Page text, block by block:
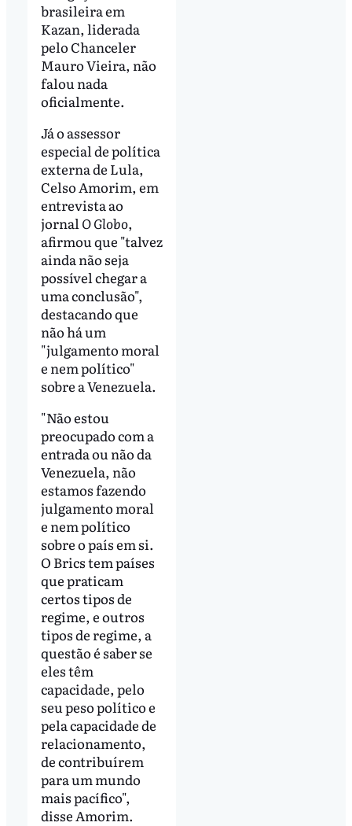
brasileira em
Kazan, liderada
pelo Chanceler
Mauro Vieira, não
falou nada
oficialmente.
Já o assessor
especial de política
externa de Lula,
Celso Amorim, em
entrevista ao
jornal O Globo,
afirmou que "talvez
ainda não seja
possível chegar a
uma conclusão",
destacando que
não há um
"julgamento moral
e nem político"
sobre a Venezuela.
"Não estou
preocupado com a
entrada ou não da
Venezuela, não
estamos fazendo
julgamento moral
e nem político
sobre o país em si.
O Brics tem países
que praticam
certos tipos de
regime, e outros
tipos de regime, a
questão é saber se
eles têm
capacidade, pelo
seu peso político e
pela capacidade de
relacionamento,
de contribuírem
para um mundo
mais pacífico",
disse Amorim.